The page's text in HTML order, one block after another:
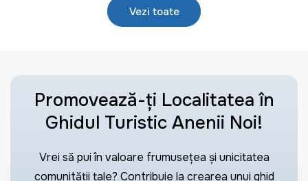
Vezi toate
Promovează-ți Localitatea în
Ghidul Turistic Anenii Noi!
Vrei să pui în valoare frumusețea și unicitatea
comunității tale? Contribuie la crearea unui ghid